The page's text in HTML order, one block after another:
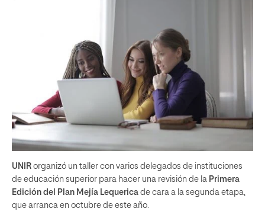
UNIR organizó un taller con varios delegados de instituciones
de educación superior para hacer una revisión de la Primera
Edición del Plan Mejía Lequerica de cara a la segunda etapa,
que arranca en octubre de este año.